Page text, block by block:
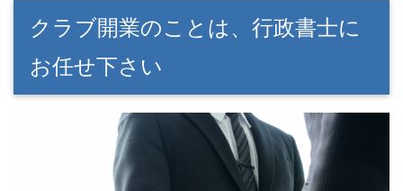
クラブ開業のことは、行政書士に
お任せ下さい